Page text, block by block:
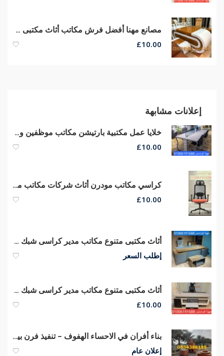
مصانع مهنا أفضل فرش مكاتب أثاث مكتبى متنوع مكاتب مدير كراسى شبك
£10.00
إعلانات مشابهة
خلايا عمل مكتبية بارتيشن مكاتب موظفين وورك إستيشن مكاتب مودرن
£10.00
كراسي مكاتب مودرن أثاث شركات مكاتب مديرين كراسى مكتب من مهنا فرنتشر
£10.00
أثاث مكتبى متنوع مكاتب مدير كراسى شبك تجهيز مكاتب مودرن أثاث شركات
إطلب السعر
أثاث مكتبى متنوع مكاتب مدير كراسى شبك طبى ماش هيدروليكي
£10.00
بناء أفران في الاحساء الهفوف – تنفيذ فرن بيتزا ومعجنات
إعلان عام